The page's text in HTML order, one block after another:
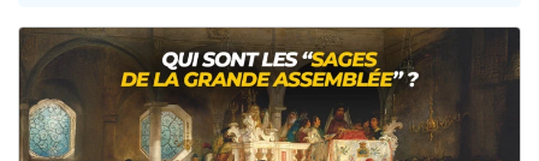
Nathaniel vient de donner son Maasser